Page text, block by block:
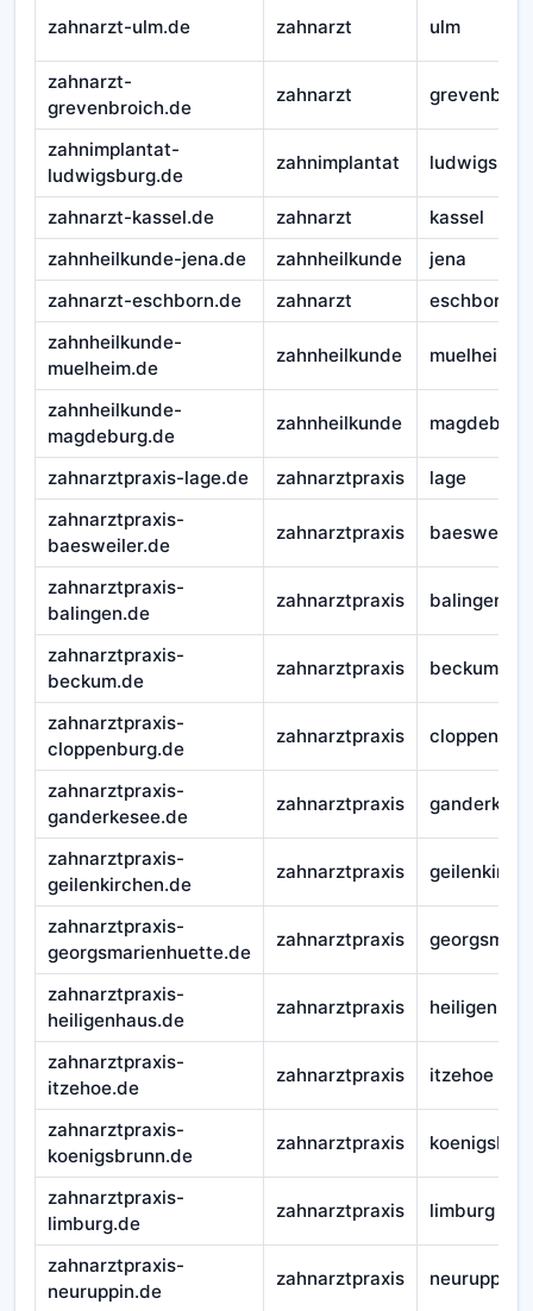
zahnarzt-ulm.de zahnarzt ulm
zahnarzt-
grevenbroich.de
zahnarzt
zahnimplantat-
ludwigsburg.de
zahnimplantat
zahnarzt-kassel.de zahnarzt
kassel
zahnheilkunde-jena.de
zahnheilkunde
jena
zahnarzt-eschborn.de
zahnarzt
eschborn
zahnheilkunde-
muelheim.de
zahnheilkunde muelheim
zahnheilkunde-
magdeburg.de
zahnheilkunde magdeburg
zahnarztpraxis-lage.de zahnarztpraxis
lage
zahnarztpraxis-
baesweiler.de
zahnarztpraxis baesweiler
zahnarztpraxis-
balingen.de
zahnarztpraxis balingen
zahnarztpraxis-
beckum.de
zahnarztpraxis beckum
zahnarztpraxis-
cloppenburg.de
zahnarztpraxis
zahnarztpraxis-
ganderkesee.de
zahnarztpraxis
zahnarztpraxis-
geilenkirchen.de
zahnarztpraxis
zahnarztpraxis-
georgsmarienhuette.de
zahnarztpraxis
zahnarztpraxis-
heiligenhaus.de
zahnarztpraxis
zahnarztpraxis-
itzehoe.de
zahnarztpraxis itzehoe
zahnarztpraxis-
koenigsbrunn.de
zahnarztpraxis
zahnarztpraxis-
limburg.de
zahnarztpraxis limburg
zahnarztpraxis-
neuruppin.de
zahnarztpraxis neuruppin